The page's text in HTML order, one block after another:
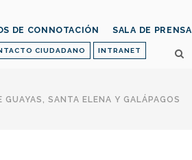
CIUDADANO INTRANET
DE CONNOTACIÓN SALA DE PRENSA
SANTA ELENA Y GALÁPAGOS